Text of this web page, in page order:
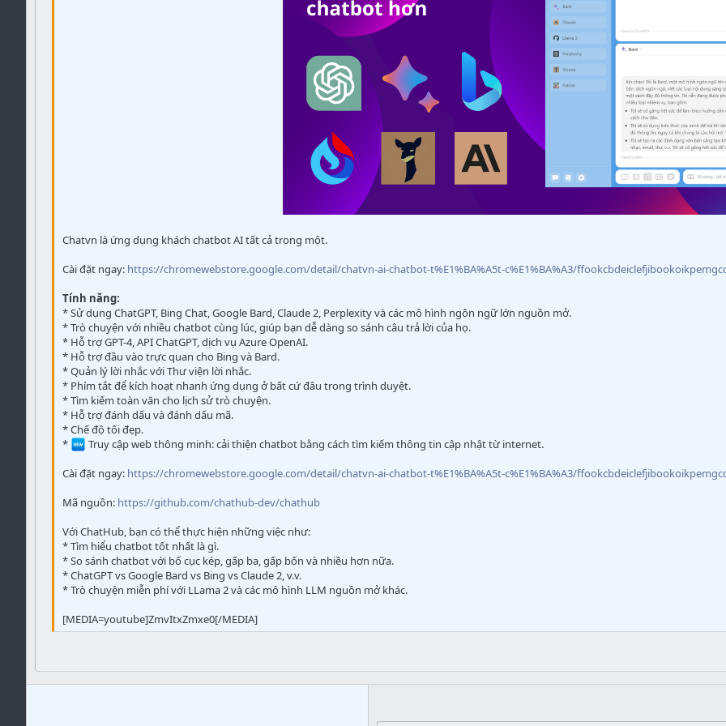
Chatvn là ứng dụng khách chatbot AI tất cả trong một.
Cài đặt ngay: https://chromewebstore.google.com/detail/chatvn-ai-chatbot-t%E1%BA%A5t-c%E1%BA%A3/
Tính năng:
* Sử dụng ChatGPT, Bing Chat, Google Bard, Claude 2, Perplexity và các mô hình ngôn ngữ lớn nguồn mở.
* Trò chuyện với nhiều chatbot cùng lúc, giúp bạn dễ dàng so sánh câu trả lời của họ.
* Hỗ trợ GPT-4, API ChatGPT, dịch vụ Azure OpenAI.
* Hỗ trợ đầu vào trực quan cho Bing và Bard.
* Quản lý lời nhắc với Thư viện lời nhắc.
* Phím tắt để kích hoạt nhanh ứng dụng ở bất cứ đâu trong trình duyệt.
* Tìm kiếm toàn văn cho lịch sử trò chuyện.
* Hỗ trợ đánh dấu và đánh dấu mã.
* Chế độ tối đẹp.
*
Truy cập web thông minh: cải thiện chatbot bằng cách tìm kiếm thông tin cập nhật từ internet.
Cài đặt ngay: https://chromewebstore.google.com/detail/chatvn-ai-chatbot-t%E1%BA%A5t-c%E1%BA%A3/
Mã nguồn: https://github.com/chathub-dev/chathub
Với ChatHub, bạn có thể thực hiện những việc như:
* Tìm hiểu chatbot tốt nhất là gì.
* So sánh chatbot với bố cục kép, gấp ba, gấp bốn và nhiều hơn nữa.
* ChatGPT vs Google Bard vs Bing vs Claude 2, v.v.
* Trò chuyện miễn phí với LLama 2 và các mô hình LLM nguồn mở khác.
[MEDIA=youtube]ZmvItxZmxe0[/MEDIA]